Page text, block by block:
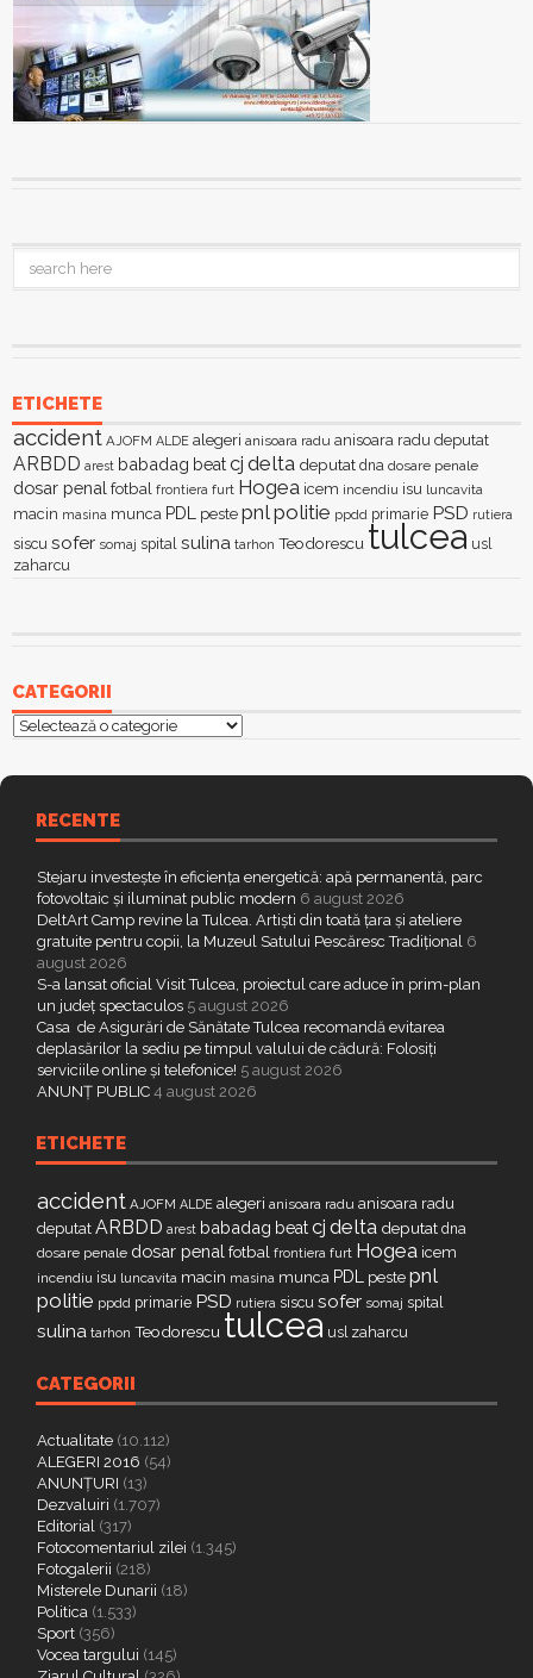
ETICHETE
accident AJOFM ALDE alegeri anisoara radu anisoara radu deputat
ARBDD arest babadag beatcj delta deputat dna dosare penale
dosar penal fotbal frontiera furt Hogea icem incendiu isu luncavita
macin masina munca PDL peste pnlpolitie ppdd primarie PSD rutiera
siscu sofer somaj spital sulina tarhon Teodorescu tulcea usl
zaharcu
CATEGORII
Categorii
RECENTE
Stejaru investește în eficiența energetică: apă permanentă, parc
fotovoltaic și iluminat public modern 6 august 2026
DeltArt Camp revine la Tulcea. Artiști din toată țara și ateliere
gratuite pentru copii, la Muzeul Satului Pescăresc Tradițional 6
august 2026
S-a lansat oficial Visit Tulcea, proiectul care aduce în prim-plan
un județ spectaculos 5 august 2026
Casa de Asigurări de Sănătate Tulcea recomandă evitarea
deplasărilor la sediu pe timpul valului de cădură: Folosiți
serviciile online și telefonice! 5 august 2026
ANUNȚ PUBLIC 4 august 2026
ETICHETE
accident AJOFM ALDE alegeri anisoara radu anisoara radu
deputat ARBDD arest babadag beatcj delta deputat dna
dosare penale dosar penal fotbal frontiera furt Hogea icem
incendiu isu luncavita macin masina munca PDL peste pnl
politie ppdd primarie PSD rutiera siscu sofer somaj spital
sulina tarhon Teodorescu tulcea usl zaharcu
CATEGORII
Actualitate (10.112)
ALEGERI 2016 (54)
ANUNȚURI (13)
Dezvaluiri (1.707)
Editorial (317)
Fotocomentariul zilei (1.345)
Fotogalerii (218)
Misterele Dunarii (18)
Politica (1.533)
Sport (356)
Vocea targului (145)